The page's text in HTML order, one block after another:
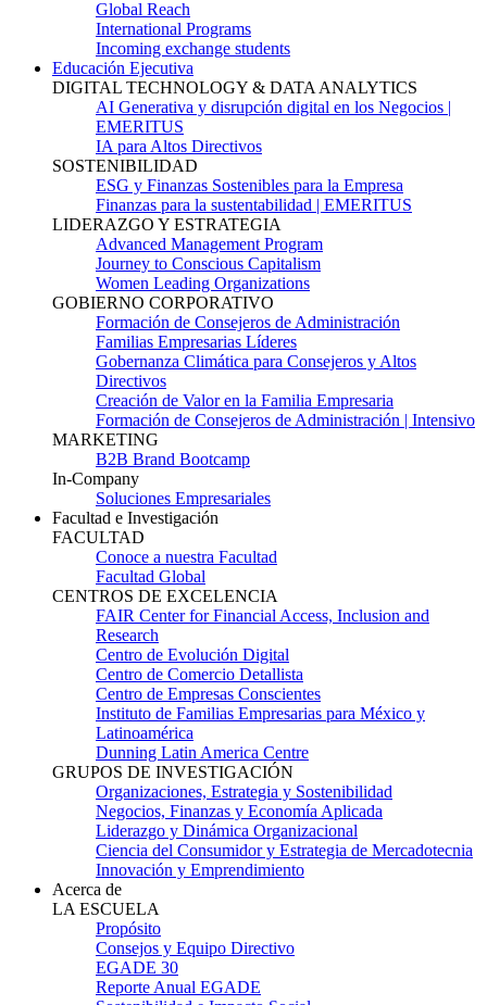
Global Reach
International Programs
Incoming exchange students
Educación Ejecutiva
DIGITAL TECHNOLOGY & DATA ANALYTICS
AI Generativa y disrupción digital en los Negocios |
EMERITUS
IA para Altos Directivos
SOSTENIBILIDAD
ESG y Finanzas Sostenibles para la Empresa
Finanzas para la sustentabilidad | EMERITUS
LIDERAZGO Y ESTRATEGIA
Advanced Management Program
Journey to Conscious Capitalism
Women Leading Organizations
GOBIERNO CORPORATIVO
Formación de Consejeros de Administración
Familias Empresarias Líderes
Gobernanza Climática para Consejeros y Altos
Directivos
Creación de Valor en la Familia Empresaria
Formación de Consejeros de Administración | Intensivo
MARKETING
B2B Brand Bootcamp
In-Company
Soluciones Empresariales
Facultad e Investigación
FACULTAD
Conoce a nuestra Facultad
Facultad Global
CENTROS DE EXCELENCIA
FAIR Center for Financial Access, Inclusion and
Research
Centro de Evolución Digital
Centro de Comercio Detallista
Centro de Empresas Conscientes
Instituto de Familias Empresarias para México y
Latinoamérica
Dunning Latin America Centre
GRUPOS DE INVESTIGACIÓN
Organizaciones, Estrategia y Sostenibilidad
Negocios, Finanzas y Economía Aplicada
Liderazgo y Dinámica Organizacional
Ciencia del Consumidor y Estrategia de Mercadotecnia
Innovación y Emprendimiento
Acerca de
LA ESCUELA
Propósito
Consejos y Equipo Directivo
EGADE 30
Reporte Anual EGADE